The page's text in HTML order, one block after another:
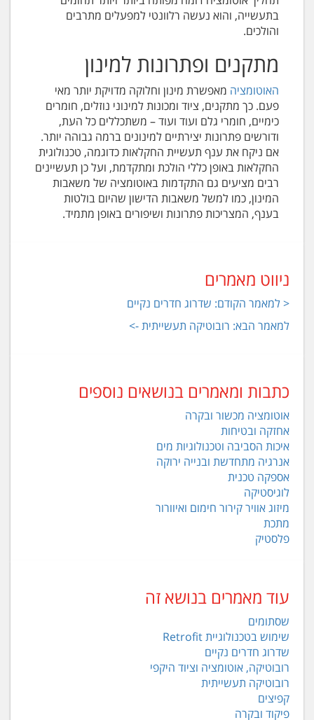
בתעשייה, והוא נעשה רלוונטי למפעלים מתרבים
והולכים.
מתקנים ופתרונות למינון
האוטומציה מאפשרת מינון וחלוקה מדויקת יותר מאי
פעם. כך מתקנים, ציוד ומכונות למינוני נוזלים, חומרים
כימיים, חומרי גלם ועוד ועוד – משתכללים כל העת,
ודורשים פתרונות יצירתיים למינונים ברמה גבוהה יותר.
אם ניקח את ענף תעשיית החקלאות כדוגמה, טכנולוגית
החקלאות באופן כללי הולכת ומתקדמת, ועל כן תעשיינים
רבים מציעים גם התקדמות באוטומציה של משאבות
המינון, כמו למשל משאבות הדישון שהיום בולטות
בענף, המצריכות פתרונות ושיפורים באופן מתמיד.
ניווט מאמרים
< למאמר הקודם: שדרוג חדרים נקיים
למאמר הבא: רובוטיקה תעשייתית ->
כתבות ומאמרים בנושאים נוספים
אוטומציה מכשור ובקרה
אחזקה ובטיחות
איכות הסביבה וטכנולוגיות מים
אנרגיה מתחדשת ובנייה ירוקה
אספקה טכנית
לוגיסטיקה
מיזוג אוויר קירור חימום ואיוורור
מתכת
פלסטיק
עוד מאמרים בנושא זה
שסתומים
שימוש בטכנולוגיית Retrofit
שדרוג חדרים נקיים
רובוטיקה, אוטומציה וציוד היקפי
רובוטיקה תעשייתית
קפיצים
פיקוד ובקרה